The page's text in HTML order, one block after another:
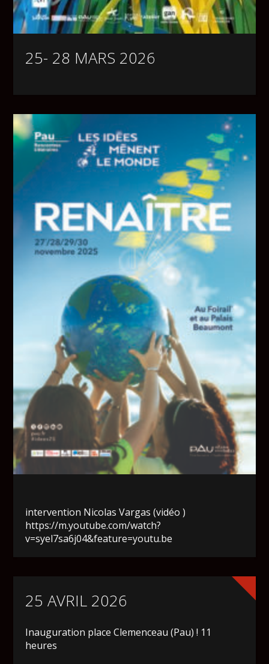
25- 28 MARS 2026
intervention Nicolas Vargas (vidéo )
https://m.youtube.com/watch?
v=syel7sa6j04&feature=youtu.be
25 AVRIL 2026
Inauguration place Clemenceau (Pau) ! 11
heures